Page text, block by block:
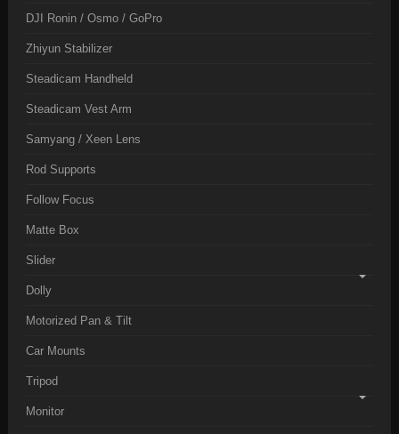
DJI Ronin / Osmo / GoPro
Zhiyun Stabilizer
Steadicam Handheld
Steadicam Vest Arm
Samyang / Xeen Lens
Rod Supports
Follow Focus
Matte Box
Slider
Dolly
Motorized Pan & Tilt
Car Mounts
Tripod
Monitor